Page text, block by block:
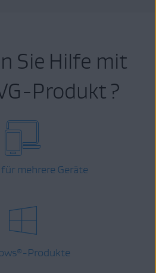
Sie Hilfe mit
Produkt ?
mehrere Geräte
® -Produkte